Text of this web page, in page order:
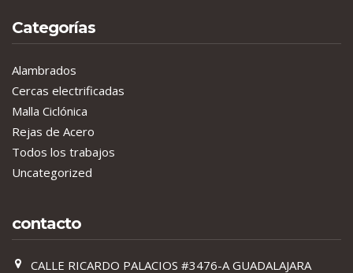
Categorías
Alambrados
Cercas electrificadas
Malla Ciclónica
Rejas de Acero
Todos los trabajos
Uncategorized
contacto
CALLE RICARDO PALACIOS #3476-A GUADALAJARA